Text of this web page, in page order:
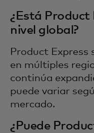
¿Está Product
nivel global?
Product Express
en múltiples
continúa
puede variar
mercado.
¿Puede